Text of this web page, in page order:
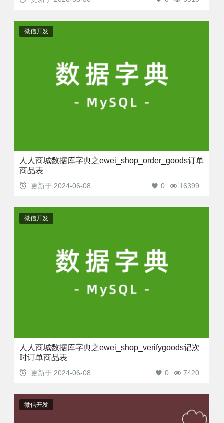
微信开发
人人商城数据库字典之ewei_shop_order_goods订单
商品表
更新于 2024-06-08 16399
0
微信开发
人人商城数据库字典之ewei_shop_verifygoods记次
时订单商品表
更新于 2024-06-08 7420
0
微信开发